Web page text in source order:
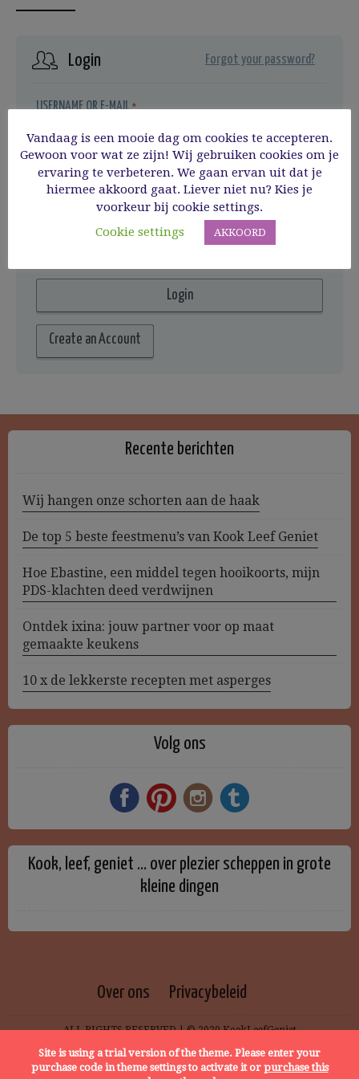
Login Forgot your password?
USERNAME OR E-MAIL *
PASSWORD *
REMEMBER ME
Create an Account
Recente berichten
Wij hangen onze schorten aan de haak
De top 5 beste feestmenu’s van Kook Leef Geniet
Hoe Ebastine, een middel tegen hooikoorts, mijn
PDS-klachten deed verdwijnen
Ontdek ixina: jouw partner voor op maat
gemaakte keukens
10 x de lekkerste recepten met asperges
Volg ons
Kook, leef, geniet … over plezier scheppen in grote
kleine dingen
Over ons Privacybeleid
ALL RIGHTS RESERVED | © 2020 KookLeefGeniet
Vandaag is een mooie dag om cookies te accepteren.
Gewoon voor wat ze zijn! Wij gebruiken cookies om je
ervaring te verbeteren. We gaan ervan uit dat je
hiermee akkoord gaat. Liever niet nu? Kies je
voorkeur bij cookie settings.
Cookie settings
AKKOORD
Site is using a trial version of the theme. Please enter your
purchase code in theme settings to activate it or purchase this